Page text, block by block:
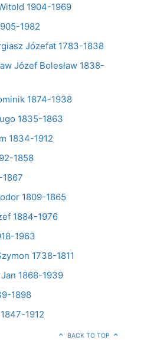
1904-1969
1982
Józefat 1783-1838
Józef Bolesław 1838-
1874-1938
1835-1863
1834-1912
1858
1867
1809-1865
1884-1976
1963
1738-1811
Jan 1868-1939
1898
1912
BACK TO TOP